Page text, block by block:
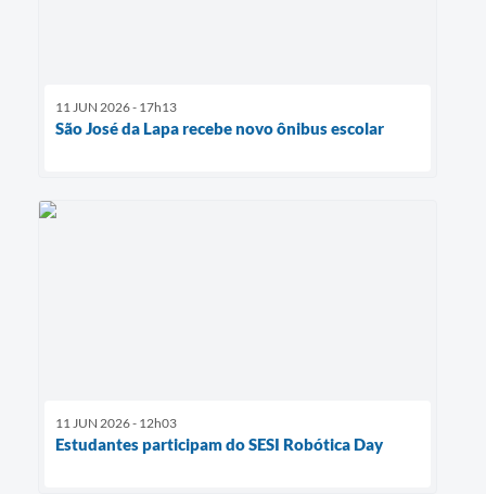
11 JUN 2026 - 17h13
São José da Lapa recebe novo ônibus escolar
11 JUN 2026 - 12h03
Estudantes participam do SESI Robótica Day